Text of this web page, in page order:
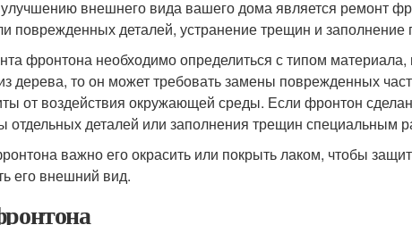
внешнего вида вашего дома является ремонт
поврежденных деталей, устранение трещин и заполнение
фронтона необходимо определиться с типом материала,
дерева, то он может требовать замены поврежденных
от воздействия окружающей среды. Если фронтон
отдельных деталей или заполнения трещин специальным
важно его окрасить или покрыть лаком, чтобы
его внешний вид.